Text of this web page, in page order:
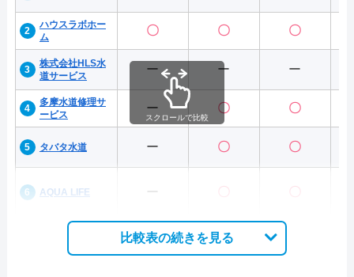
ハウスラボホー
ム
〇 〇 〇
株式会社HLS水
道サービス
ー ー ー
多摩水道修理サ
ービス
ー 〇 〇
タバタ水道 ー 〇 〇
AQUA LIFE ー 〇 〇
スクロールで比較
比較表の続きを見る